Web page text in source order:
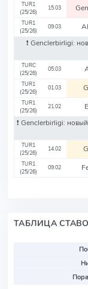
TUR1
(25/26)
15.03
TUR1
(25/26)
09.03
❗️ Genclerbirligi:
TURC
(25/26)
05.03
TUR1
(25/26)
01.03
TUR1
(25/26)
21.02
❗️ Genclerbirligi:
TUR1
(25/26)
14.02
TUR1
(25/26)
09.02
ТАБЛИЦА